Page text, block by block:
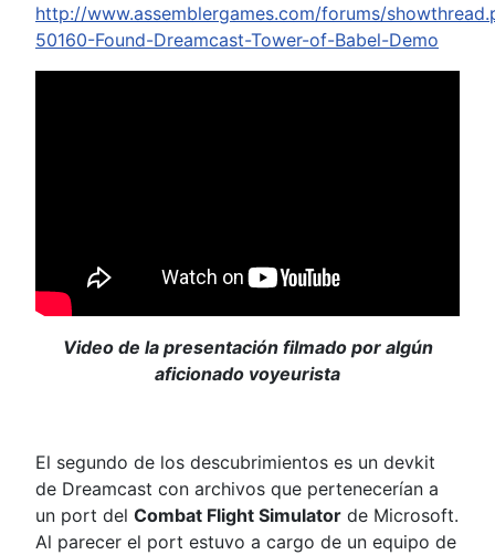
http://www.assemblergames.com/forums/
50160-Found-Dreamcast-Tower-of-Babel-Demo
Video de la presentación filmado por algún
aficionado voyeurista
El segundo de los descubrimientos es un devkit
de Dreamcast con archivos que pertenecerían a
un port del Combat Flight Simulator de Microsoft.
Al parecer el port estuvo a cargo de un equipo de